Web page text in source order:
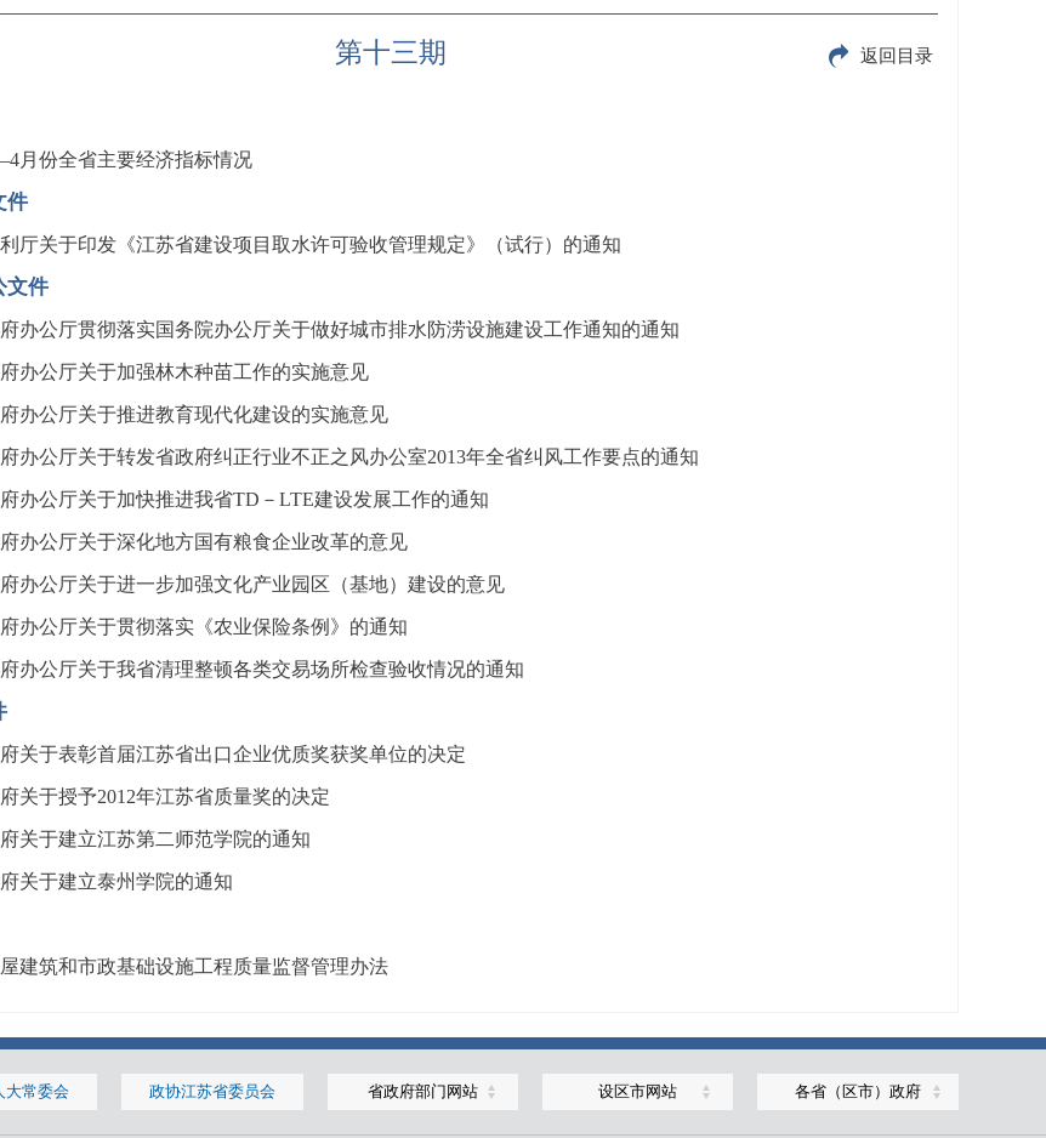
第十三期 返回目录
月份全省主要经济指标情况
件
厅关于印发《江苏省建设项目取水许可验收管理规定》（试行）的通知
文件
办公厅贯彻落实国务院办公厅关于做好城市排水防涝设施建设工作通知的通知
办公厅关于加强林木种苗工作的实施意见
办公厅关于推进教育现代化建设的实施意见
办公厅关于转发省政府纠正行业不正之风办公室2013年全省纠风工作要点的通知
办公厅关于加快推进我省TD－LTE建设发展工作的通知
办公厅关于深化地方国有粮食企业改革的意见
办公厅关于进一步加强文化产业园区（基地）建设的意见
办公厅关于贯彻落实《农业保险条例》的通知
办公厅关于我省清理整顿各类交易场所检查验收情况的通知
关于表彰首届江苏省出口企业优质奖获奖单位的决定
关于授予2012年江苏省质量奖的决定
关于建立江苏第二师范学院的通知
关于建立泰州学院的通知
建筑和市政基础设施工程质量监督管理办法
大常委会 政协江苏省委员会 省政府部门网站 设区市网站 各省（区市）政府